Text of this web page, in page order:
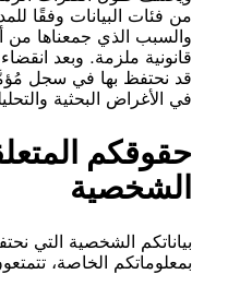
من فئات البيانات وفقًا
والسبب الذي جمعناها من
قانونية ملزمة. وبعد
قد نحتفظ بها في سجل
في الأغراض البحثية
حقوقكم
الشخصية
بياناتكم الشخصية التي
بمعلوماتكم الخاصة،